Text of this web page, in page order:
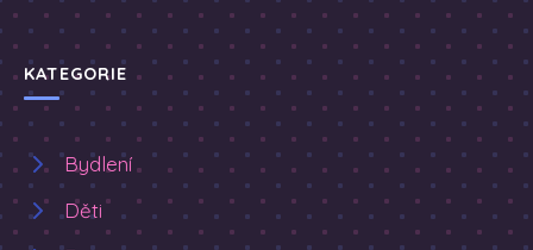
KATEGORIE
Bydlení
Děti